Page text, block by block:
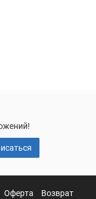
Оферта Возврат